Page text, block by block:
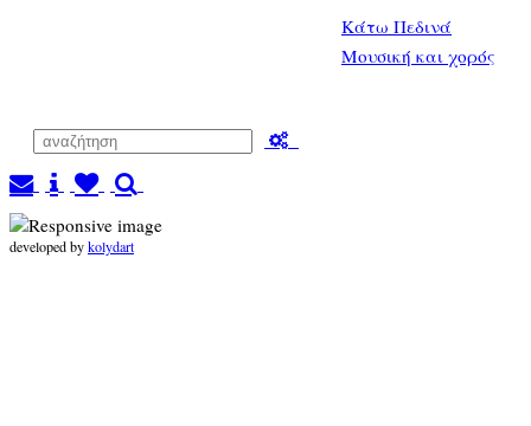
Κάτω Πεδινά
Μουσική και χορός
developed bykolydart